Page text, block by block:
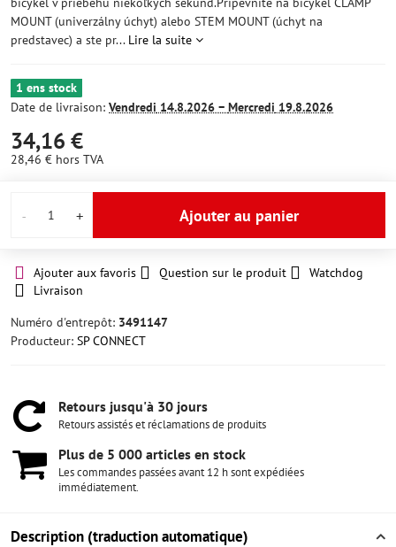
MOUNT (univerzálny úchyt) alebo STEM MOUNT (úchyt na
predstavec) a ste pr... Lire la suite
1 ens stock
Date de livraison: Vendredi 14.8.2026 − Mercredi 19.8.2026
34,16 €
28,46 € hors TVA
Ajouter au panier
Ajouter aux favoris Question sur le produit
Watchdog
Livraison
Numéro d'entrepôt: 3491147
Producteur: SP CONNECT
Retours jusqu'à 30 jours
Retours assistés et réclamations de produits
Plus de 5 000 articles en stock
Les commandes passées avant 12 h sont expédiées
immédiatement.
Description (traduction automatique)